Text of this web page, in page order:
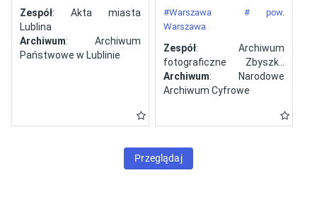
Jana ze Szczekocin,
starostę
Zespół: Akta miasta
Lublina
Archiwum: Archiwum
Państwowe w Lublinie
#Warszawa
# pow.
Warszawa
Zespół: Archiwum
fotograficzne Zbyszka
Siemaszki
Archiwum: Narodowe
Archiwum Cyfrowe
Przeglądaj